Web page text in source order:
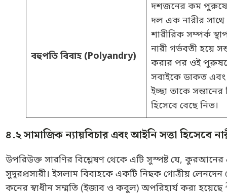
বহুপতি বিবাহ (Polyandry)
দশজনের কম
দল এক নারীর সাথে
শারীরিক সম্পর্ক
নারী গর্ভবতী হয়ে
করার পর ওই
সবাইকে ডাকত
ইচ্ছা তাকে সন্তানের
হিসেবে বেছে নিত।
৪.২ সামাজিক ন্যায়বিচার এবং আইনি সত্তা হিসেবে
উপরিউক্ত সারণির বিশ্লেষণ থেকে এটি সুস্পষ্ট যে,
সুদূরপ্রসারী। ইসলাম বিবাহকে একটি নিছক গোত্রীয়
কনের স্বাধীন সম্মতি (ইজাব ও কবুল) অপরিহার্য করা হয়েছে